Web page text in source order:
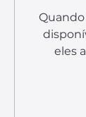
eles